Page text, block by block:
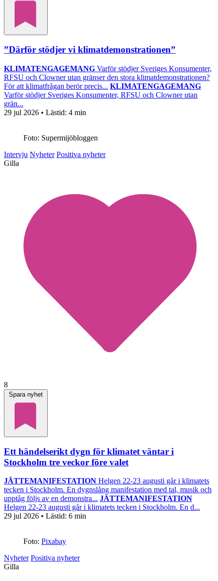
”Därför stödjer vi klimatdemonstrationen”
KLIMATENGAGEMANG Varför stödjer Sveriges Konsumenter,
RFSU och Clowner utan gränser den stora klimatdemonstrationen?
För att klimatfrågan berör precis... KLIMATENGAGEMANG
Varför stödjer Sveriges Konsumenter, RFSU och Clowner utan
grän...
29 jul 2026 • Lästid: 4 min
Foto: Supermijöbloggen
Intervju Nyheter Positiva nyheter
Gilla
8
Spara nyhet
Ett händelserikt dygn för klimatet väntar i
Stockholm tre veckor före valet
JÄTTEMANIFESTATION Helgen 22-23 augusti går i klimatets
tecken i Stockholm. En dygnslång manifestation med tal, musik och
upptåg följs av en demonstra... JÄTTEMANIFESTATION
Helgen 22-23 augusti går i klimatets tecken i Stockholm. En d...
29 jul 2026 • Lästid: 6 min
Foto: Pixabay
Nyheter Positiva nyheter
Gilla